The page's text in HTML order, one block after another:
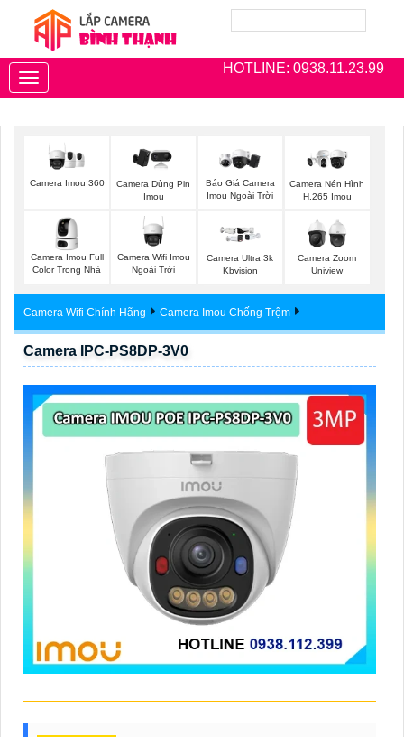
HOTLINE: 0938.11.23.99
Toggle
navigation
Camera Imou 360
Camera Dùng Pin
Imou
Báo Giá Camera
Imou Ngoài Trời
Camera Nén Hình
H.265 Imou
Camera Imou Full
Color Trong Nhà
Camera Wifi Imou
Ngoài Trời
Camera Ultra 3k
Kbvision
Camera Zoom
Uniview
Camera Wifi Chính Hãng Camera Imou Chống Trộm
Camera IPC-PS8DP-3V0